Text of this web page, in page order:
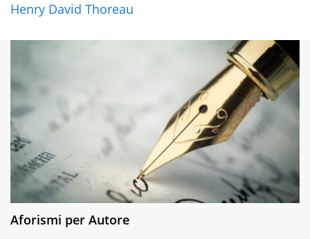
Henry David Thoreau
Aforismi per Autore